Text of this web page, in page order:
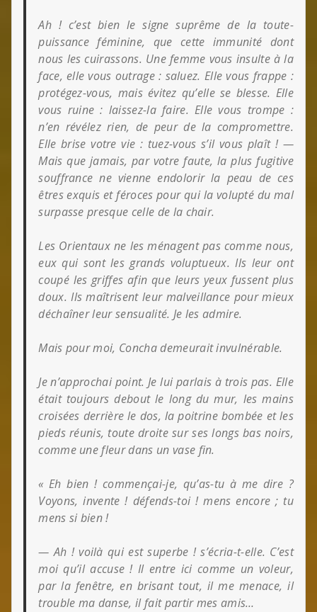
Ah ! c’est bien le signe suprême de la toute-
puissance féminine, que cette immunité dont
nous les cuirassons. Une femme vous insulte à la
face, elle vous outrage : saluez. Elle vous frappe :
protégez-vous, mais évitez qu’elle se blesse. Elle
vous ruine : laissez-la faire. Elle vous trompe :
n’en révélez rien, de peur de la compromettre.
Elle brise votre vie : tuez-vous s’il vous plaît ! —
Mais que jamais, par votre faute, la plus fugitive
souffrance ne vienne endolorir la peau de ces
êtres exquis et féroces pour qui la volupté du mal
surpasse presque celle de la chair.
Les Orientaux ne les ménagent pas comme nous,
eux qui sont les grands voluptueux.Ils leur ont
coupé les griffes afin que leurs yeux fussent plus
doux. Ils maîtrisent leur malveillance pour mieux
déchaîner leur sensualité. Je les admire.
Mais pour moi, Concha demeurait invulnérable.
Je n’approchai point. Je lui parlais à trois pas. Elle
était toujours debout le long du mur, les mains
croisées derrière le dos, la poitrine bombée et les
pieds réunis, toute droite sur ses longs bas noirs,
comme une fleur dans un vase fin.
« Eh bien ! commençai-je, qu’as-tu à me dire ?
Voyons, invente ! défends-toi ! mens encore ; tu
mens si bien !
— Ah ! voilà qui est superbe ! s’écria-t-elle. C’est
moi qu’il accuse ! Il entre ici comme un voleur,
par la fenêtre, en brisant tout, il me menace, il
trouble ma danse, il fait partir mes amis…